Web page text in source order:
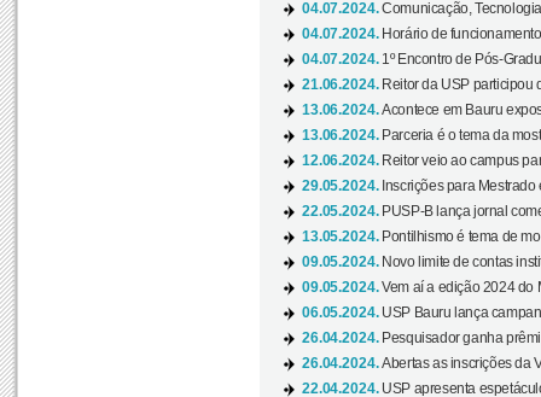
04.07.2024.Comunicação,
04.07.2024. Horário de
04.07.2024. 1º Encontro de Pós-
21.06.2024. Reitor da USP participou
13.06.2024.Acontece em Bauru
13.06.2024. Parceria é o tema da
12.06.2024. Reitor veio ao campus
29.05.2024. Inscrições para
22.05.2024. PUSP-B lança jornal
13.05.2024. Pontilhismo é tema de
09.05.2024. Novo limite de contas
09.05.2024.Vem aí a edição 2024 do
06.05.2024. USP Bauru lança
26.04.2024. Pesquisador ganha
26.04.2024.Abertas as inscrições da
22.04.2024. USP apresenta